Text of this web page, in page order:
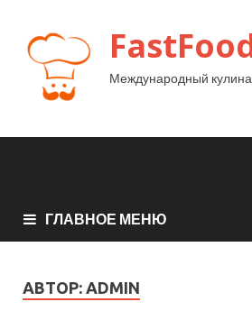
Международный
ГЛАВНОЕ МЕНЮ
АВТОР: ADMIN